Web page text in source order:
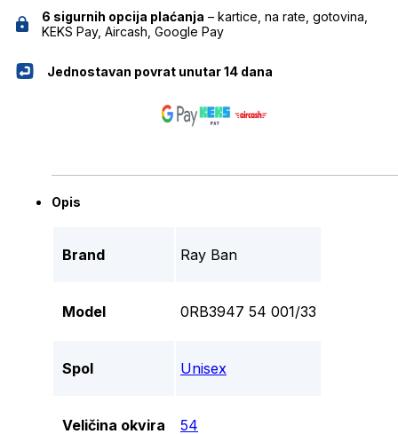
6 sigurnih opcija plaćanja – kartice, na rate, gotovina,
KEKS Pay, Aircash, Google Pay
Jednostavan povrat unutar 14 dana
Opis
Brand Ray Ban
Model 0RB3947 54 001/33
Spol Unisex
Veličina okvira 54